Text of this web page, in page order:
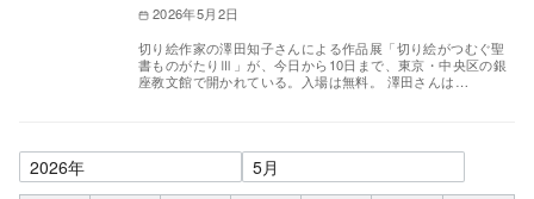
2026年5月2日
切り絵作家の澤田知子さんによる作品展「切り絵がつむぐ聖
書ものがたりⅢ」が、今日から10日まで、東京・中央区の銀
座教文館で開かれている。入場は無料。 澤田さんは…